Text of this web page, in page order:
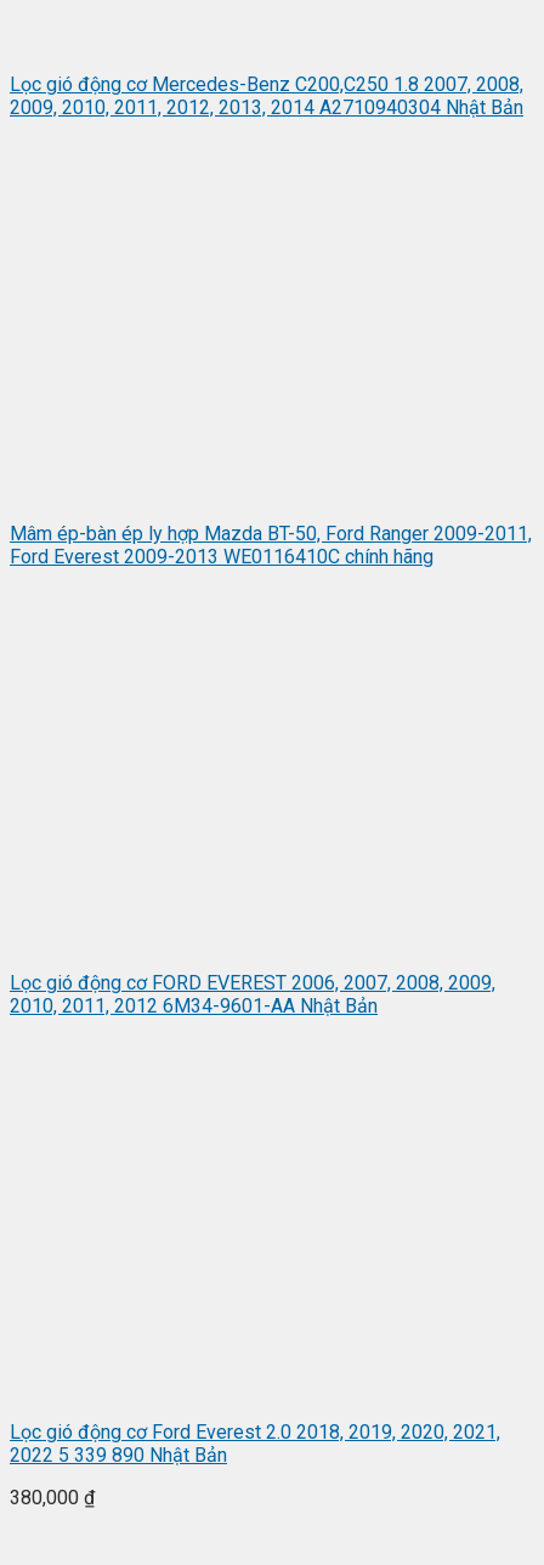
Lọc gió động cơ Mercedes-Benz C200,C250 1.8 2007, 2008,
2009, 2010, 2011, 2012, 2013, 2014 A2710940304 Nhật Bản
Mâm ép-bàn ép ly hợp Mazda BT-50, Ford Ranger 2009-2011,
Ford Everest 2009-2013 WE0116410C chính hãng
Lọc gió động cơ FORD EVEREST 2006, 2007, 2008, 2009,
2010, 2011, 2012 6M34-9601-AA Nhật Bản
Lọc gió động cơ Ford Everest 2.0 2018, 2019, 2020, 2021,
2022 5 339 890 Nhật Bản
380,000 ₫